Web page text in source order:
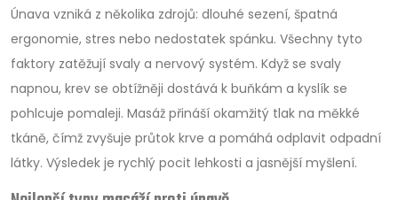
Únava vzniká z několika zdrojů: dlouhé sezení, špatná
ergonomie, stres nebo nedostatek spánku. Všechny tyto
faktory zatěžují svaly a nervový systém. Když se svaly
napnou, krev se obtížněji dostává k buňkám a kyslík se
pohlcuje pomaleji. Masáž přináší okamžitý tlak na měkké
tkáně, čímž zvyšuje průtok krve a pomáhá odplavit odpadní
látky. Výsledek je rychlý pocit lehkosti a jasnější myšlení.